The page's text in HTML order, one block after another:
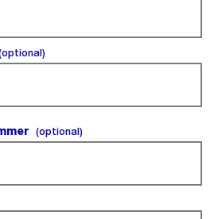
(optional).
(optional)(optional).